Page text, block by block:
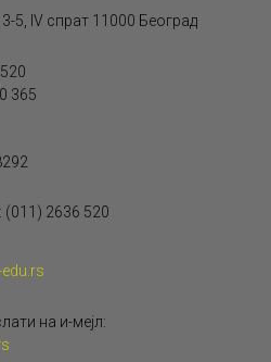
5, IV спрат 11000 Београд
365
(011) 2636 520
на и-мејл: